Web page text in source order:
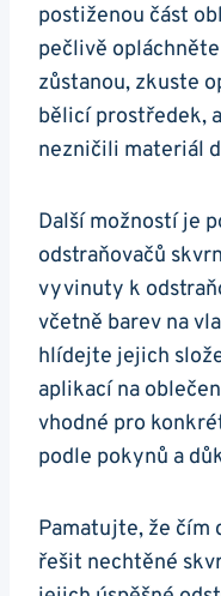
postiženou část
pečlivě
zůstanou, zkuste
bělicí prostředek,
nezničili materiál
Další možností je
odstraňovačů
vyvinuty k
včetně barev na
hlídejte jejich
aplikací na
vhodné pro
podle pokynů a
Pamatujte, že čím
řešit nechtěné